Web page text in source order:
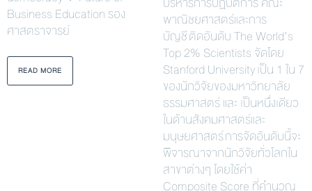
Business Education รอง
ศาสตราจารย์
READ MORE
พาณิชยศาสตร์และการ
บัญชี ติดอันดับ The World’s
Top 2% Scientists จัดโดย
Stanford University เป็น 1 ใน 7
ของนักวิจัยของมหาวิทยาลัย
ธรรมศาสตร์ และ เป็นหนึ่งเดียว
ในด้านสังคมศาสตร์และ
มนุษยศาสตร์ การจัดอันดับนี้จะ
พิจารณาจากนักวิจัยทั่วโลกใน
สาขาต่างๆ โดยใช้ค่า
Composite Score ที่คำนวณ